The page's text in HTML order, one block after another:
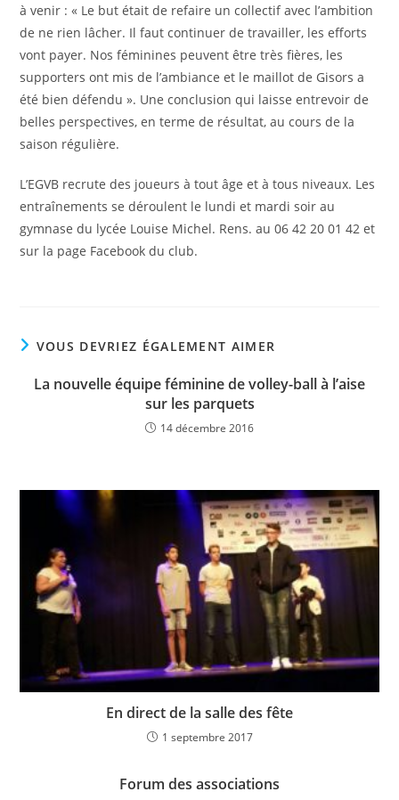
à venir : « Le but était de refaire un collectif avec l’ambition
de ne rien lâcher. Il faut continuer de travailler, les efforts
vont payer. Nos féminines peuvent être très fières, les
supporters ont mis de l’ambiance et le maillot de Gisors a
été bien défendu ». Une conclusion qui laisse entrevoir de
belles perspectives, en terme de résultat, au cours de la
saison régulière.
L’EGVB recrute des joueurs à tout âge et à tous niveaux. Les
entraînements se déroulent le lundi et mardi soir au
gymnase du lycée Louise Michel. Rens. au 06 42 20 01 42 et
sur la page Facebook du club.
VOUS DEVRIEZ ÉGALEMENT AIMER
La nouvelle équipe féminine de volley-ball à l’aise
sur les parquets
14 décembre 2016
En direct de la salle des fête
1 septembre 2017
Forum des associations